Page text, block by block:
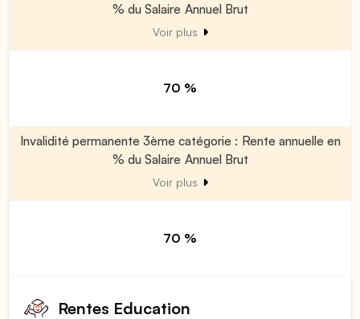
% du Salaire Annuel Brut
Voir plus
70 %
Invalidité permanente 3ème catégorie : Rente annuelle en
% du Salaire Annuel Brut
Voir plus
70 %
Rentes Education